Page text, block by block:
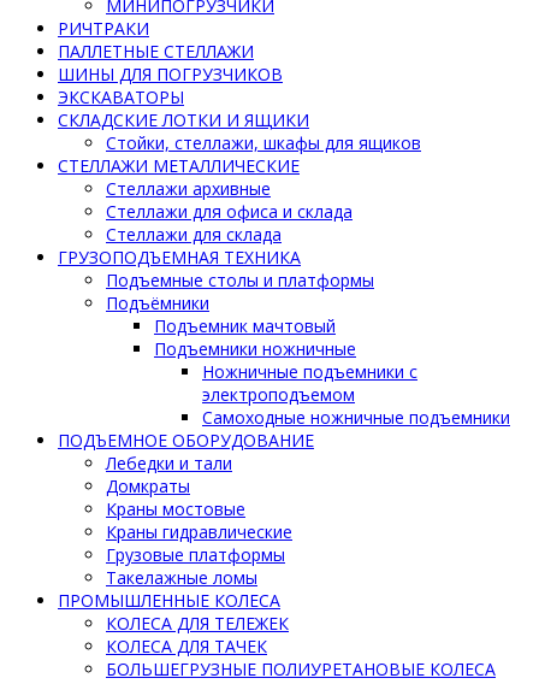
МИНИПОГРУЗЧИКИ
РИЧТРАКИ
ПАЛЛЕТНЫЕ СТЕЛЛАЖИ
ШИНЫ ДЛЯ ПОГРУЗЧИКОВ
ЭКСКАВАТОРЫ
СКЛАДСКИЕ ЛОТКИ И ЯЩИКИ
Стойки, стеллажи, шкафы для ящиков
СТЕЛЛАЖИ МЕТАЛЛИЧЕСКИЕ
Стеллажи архивные
Стеллажи для офиса и склада
Стеллажи для склада
ГРУЗОПОДЪЕМНАЯ ТЕХНИКА
Подъемные столы и платформы
Подъёмники
Подъемник мачтовый
Подъемники ножничные
Ножничные подъемники с
электроподъемом
Самоходные ножничные подъемники
ПОДЪЕМНОЕ ОБОРУДОВАНИЕ
Лебедки и тали
Домкраты
Краны мостовые
Краны гидравлические
Грузовые платформы
Такелажные ломы
ПРОМЫШЛЕННЫЕ КОЛЕСА
КОЛЕСА ДЛЯ ТЕЛЕЖЕК
КОЛЕСА ДЛЯ ТАЧЕК
БОЛЬШЕГРУЗНЫЕ ПОЛИУРЕТАНОВЫЕ КОЛЕСА